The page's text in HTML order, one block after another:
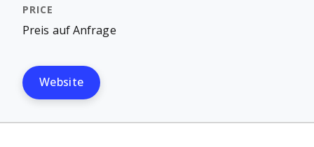
Preis auf Anfrage
Website